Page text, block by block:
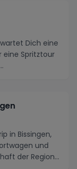
Dich eine
eine Spritztour
in Bissingen,
und
der Region...